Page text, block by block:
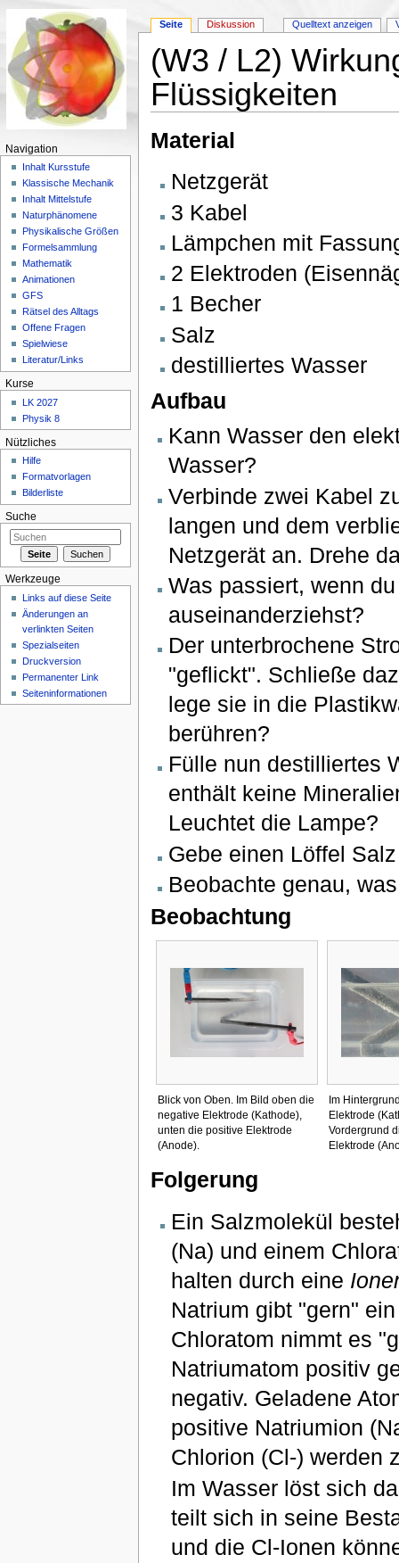
(W3 / L2)
Flüssigkeiten
Material
Netzgerät
3 Kabel
Lämpchen mit
2 Elektroden
1 Becher
Salz
destilliertes Wasser
Aufbau
Kann Wasser den
Wasser?
Verbinde zwei Kabel
langen und dem
Netzgerät an. Drehe
Was passiert, wenn
auseinanderziehst?
Der unterbrochene
"geflickt". Schließe
lege sie in die
berühren?
Fülle nun destilliertes
enthält keine
Leuchtet die Lampe?
Gebe einen Löffel
Beobachte genau,
Beobachtung
Blick von Oben. Im Bild oben die
negative Elektrode (Kathode),
unten die positive Elektrode
(Anode).
Im
Elektrode
Vordergrund
Elektrode
Folgerung
Ein Salzmolekül
(Na) und einem
halten durch eine
Natrium gibt "gern"
Chloratom nimmt es
Natriumatom positiv
negativ. Geladene
positive Natriumion
Chlorion (Cl-) werden
Im Wasser löst sich
teilt sich in seine
und die Cl-Ionen
Seite Diskussion Quelltext anzeigen
Navigation
Inhalt Kursstufe
Klassische Mechanik
Inhalt Mittelstufe
Naturphänomene
Physikalische Größen
Formelsammlung
Mathematik
Animationen
GFS
Rätsel des Alltags
Offene Fragen
Spielwiese
Literatur/Links
Kurse
LK 2027
Physik 8
Nützliches
Hilfe
Formatvorlagen
Bilderliste
Suche
Werkzeuge
Links auf diese Seite
Änderungen an
verlinkten Seiten
Spezialseiten
Druckversion
Permanenter Link
Seiteninformationen